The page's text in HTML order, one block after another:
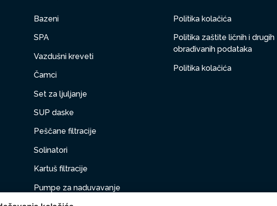
Bazeni
SPA
Vazdušni kreveti
Čamci
Set za ljuljanje
SUP daske
Peščane filtracije
Solinatori
Kartuš filtracije
Pumpe za naduvavanje
Politika kolačića
Politika zaštite ličnih i drugih
obrađivanih podataka
Politika kolačića